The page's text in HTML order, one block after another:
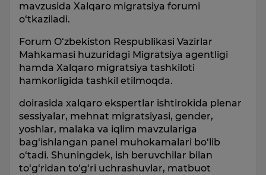
mavzusida Xalqaro migratsiya forumi
o‘tkaziladi.
Forum O‘zbekiston Respublikasi Vazirlar
Mahkamasi huzuridagi Migratsiya agentligi
hamda Xalqaro migratsiya tashkiloti
hamkorligida tashkil etilmoqda.
doirasida xalqaro ekspertlar ishtirokida plenar
sessiyalar, mehnat migratsiyasi, gender,
yoshlar, malaka va iqlim mavzulariga
bag‘ishlangan panel muhokamalari bo‘lib
o‘tadi. Shuningdek, ish beruvchilar bilan
to‘g‘ridan to‘g‘ri uchrashuvlar, matbuot